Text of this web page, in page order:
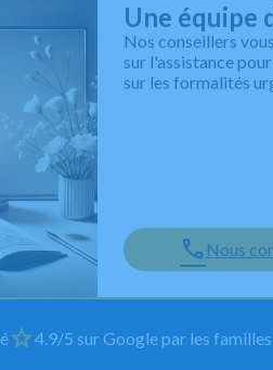
Une équipe
Nos conseillers
sur l'assistance
sur les formalités
Nous
4.9/5 sur Google par les familles